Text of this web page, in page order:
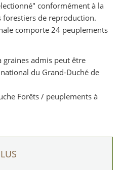
conformément à la
forestiers de reproduction.
comporte 24 peuplements
graines admis peut être
du Grand-Duché de
Forêts / peuplements à